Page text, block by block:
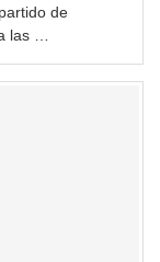
de
las …